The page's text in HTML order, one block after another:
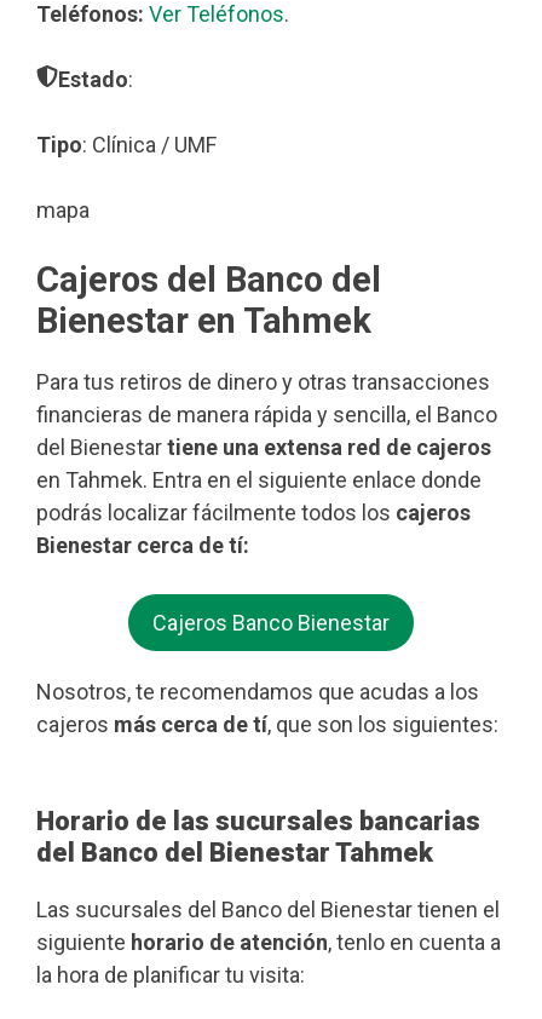
Teléfonos: Ver Teléfonos.
Estado:
Tipo: Clínica / UMF
mapa
Cajeros del Banco del
Bienestar en Tahmek
Para tus retiros de dinero y otras transacciones
financieras de manera rápida y sencilla, el Banco
del Bienestartiene una extensa red de cajeros
en Tahmek. Entra en el siguiente enlace donde
podrás localizar fácilmente todos los cajeros
Bienestar cerca de tí:
Cajeros Banco Bienestar
Nosotros, te recomendamos que acudas a los
cajeros más cerca de tí, que son los siguientes:
Horario de las sucursales bancarias
del Banco del Bienestar Tahmek
Las sucursales del Banco del Bienestar tienen el
siguiente horario de atención, tenlo en cuenta a
la hora de planificar tu visita: